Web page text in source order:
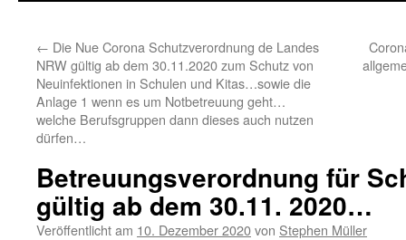
← Die Nue Corona Schutzverordnung de Landes
NRW gültig ab dem 30.11.2020 zum Schutz von
Neuinfektionen in Schulen und Kitas…sowie die
Anlage 1 wenn es um Notbetreuung geht…
welche Berufsgruppen dann dieses auch nutzen
dürfen…
Betreuungsverordnung für
gültig ab dem 30.11. 2020…
Veröffentlicht am 10. Dezember 2020von Stephen Müller